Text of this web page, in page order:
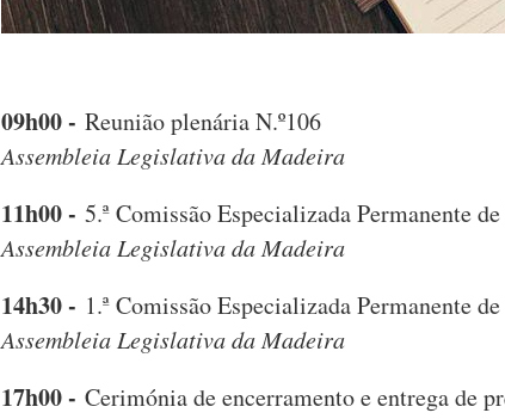
09h00 - Reunião plenária N.º106
Assembleia Legislativa da Madeira
11h00 - 5.ª Comissão Especializada Permanente
Assembleia Legislativa da Madeira
14h30 - 1.ª Comissão Especializada Permanente
Assembleia Legislativa da Madeira
17h00 - Cerimónia de encerramento e entrega de